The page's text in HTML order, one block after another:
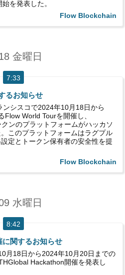
を発表した。
Flow Blockchain
金曜日
7:33
るお知らせ
シスコで2024年10月18日から
World Tourを開催し、
ンのプラットフォームがハッカソ
このプラットフォームはラグプル
定とトークン保有者の安全性を提
Flow Blockchain
水曜日
8:42
関するお知らせ
月18日から2024年10月20日までの
Hackathon開催を発表し